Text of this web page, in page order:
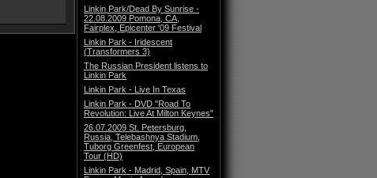
Linkin Park/Dead By Sunrise -
22.08.2009 Pomona, CA,
Fairplex, Epicenter '09 Festival
Linkin Park - Iridescent
(Transformers 3)
The Russian President listens to
Linkin Park
Linkin Park - Live In Texas
Linkin Park - DVD "Road To
Revolution: Live At Milton Keynes"
26.07.2009 St. Petersburg,
Russia, Telebashnya Stadium,
Tuborg Greenfest, European
Tour (HD)
Linkin Park - Madrid, Spain, MTV